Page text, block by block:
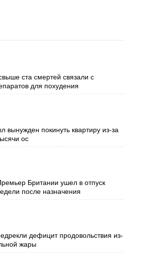
ста смертей связали с
для похудения
вынужден покинуть квартиру из-за
ос
Британии ушел в отпуск
после назначения
дефицит продовольствия из-
жары